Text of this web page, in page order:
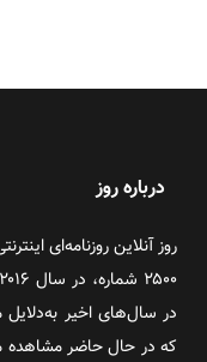
درباره روز
در سال‌های اخیر
که در حال حاضر مشاهده